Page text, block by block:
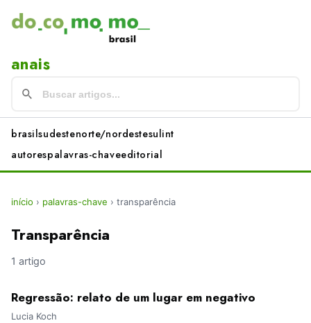
anais
brasilsudestenorte/nordestesulint
autorespalavras-chaveeditorial
início › palavras-chave › transparência
Transparência
1 artigo
Regressão: relato de um lugar em negativo
Lucia Koch